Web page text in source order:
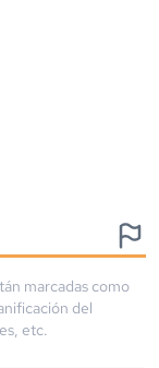
marcadas como
del
etc.